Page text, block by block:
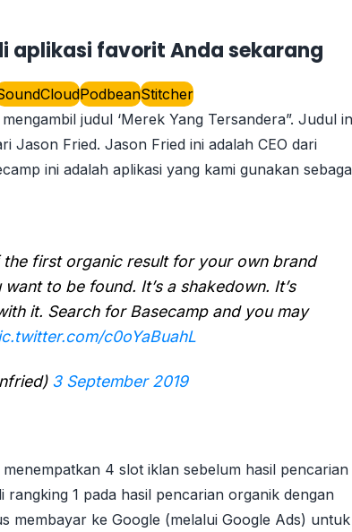
aplikasi favorit Anda sekarang
PodbeanStitcher
judul ‘Merek Yang Tersandera”. Judul
Jason Fried. Jason Fried ini adalah CEO dari
ini adalah aplikasi yang kami gunakan
first organic result for your own brand
to be found. It’s a shakedown. It’s
it. Search for Basecamp and you may
c0oYaBuahL
3 September 2019
4 slot iklan sebelum hasil pencarian
1 pada hasil pencarian organik dengan
membayar ke Google (melalui Google Ads) untuk